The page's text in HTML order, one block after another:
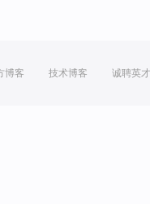
博客 技术博客 诚聘英才